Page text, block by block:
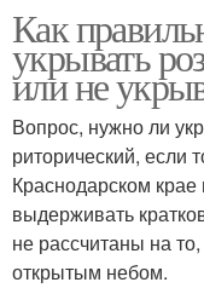
Как
укрывать
или не
Вопрос, нужно ли
риторический, если
Краснодарском
выдерживать
не рассчитаны на
открытым небом.